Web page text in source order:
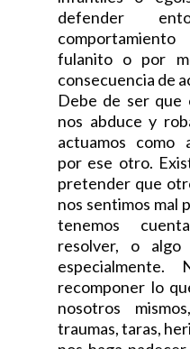
defender
fulanito o por
consecuencia de
Debe de ser que
nos abduce y
actuamos como
por ese otro.
pretender que
nos sentimos mal
tenemos
resolver, o algo
recomponer lo
nosotros
traumas, taras,